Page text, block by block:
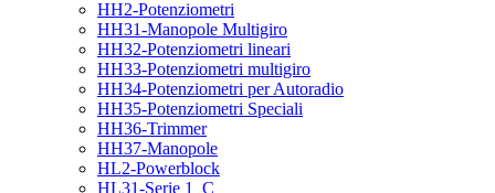
HH2-Potenziometri
HH31-Manopole Multigiro
HH32-Potenziometri lineari
HH33-Potenziometri multigiro
HH34-Potenziometri per Autoradio
HH35-Potenziometri Speciali
HH36-Trimmer
HH37-Manopole
HL2-Powerblock
HL31-Serie 1_C